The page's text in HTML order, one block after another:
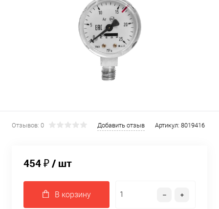
Отзывов: 0 Добавить отзыв Артикул: 8019416
454 ₽/ шт
В корзину